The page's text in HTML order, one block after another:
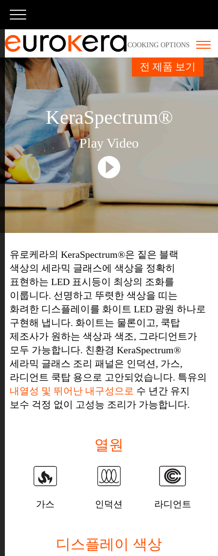
건너뛰기
COOKING OPTIONS
전 제품 보기
Onyka® Essential Slim Technology Onyka® Prestige
KeraSlate® KeraResin®
KeraVision® KeraBlack®
KeraSpectrum®
KeraSpectrum®
Play Video
유로케라의 KeraSpectrum®은 짙은 블랙
색상의 세라믹 글래스에 색상을 정확히
표현하는 LED 표시등이 최상의 조화를
이룹니다. 선명하고 뚜렷한 색상을 띠는
화려한 디스플레이를 화이트 LED 광원 하나로
구현해 냅니다. 화이트는 물론이고, 쿡탑
제조사가 원하는 색상과 색조, 그라디언트가
모두 가능합니다. 친환경 KeraSpectrum®
세라믹 글래스 조리 패널은 인덕션, 가스,
라디언트 쿡탑 용으로 고안되었습니다. 특유의
내열성 및 뛰어난 내구성으로 수 년간 유지
보수 걱정 없이 고성능 조리가 가능합니다.
열원
가스 인덕션 라디언트
디스플레이 색상